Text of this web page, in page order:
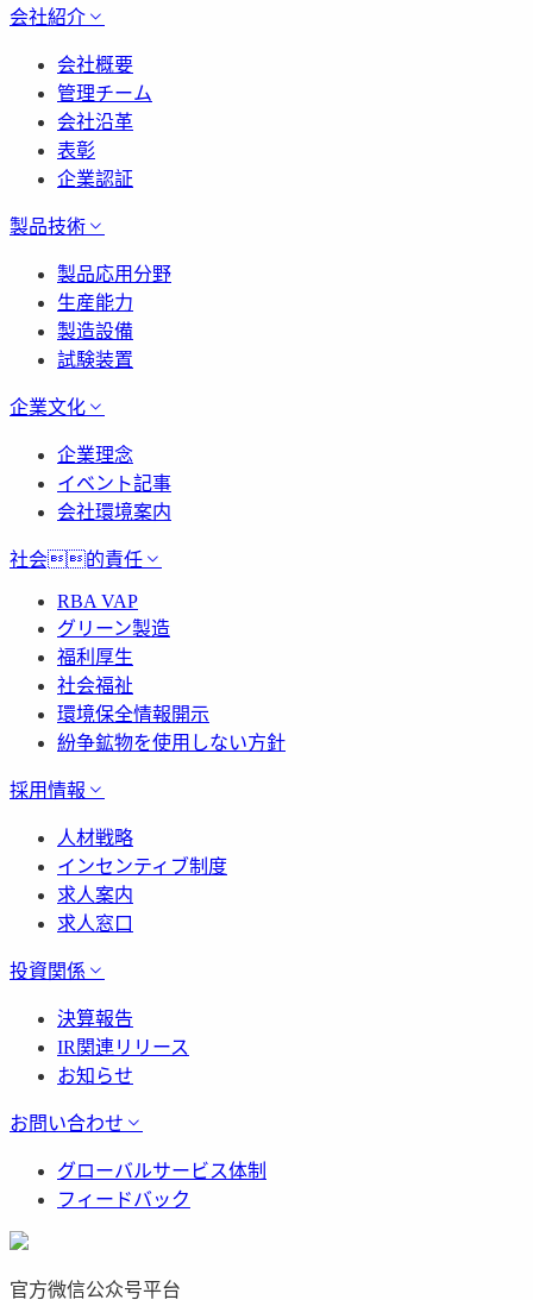
会社紹介
会社概要
管理チーム
会社沿革
表彰
企業認証
製品技術
製品応用分野
生産能力
製造設備
試験装置
企業文化
企業理念
イベント記事
会社環境案内
社会的責任
RBA VAP
グリーン製造
福利厚生
社会福祉
環境保全情報開示
紛争鉱物を使用しない方針
採用情報
人材戦略
インセンティブ制度
求人案内
求人窓口
投資関係
決算報告
IR関連リリース
お知らせ
お問い合わせ
グローバルサービス体制
フィードバック
官方微信公众号平台